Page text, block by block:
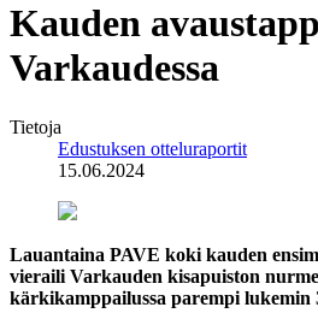
Kauden
Varkaudessa
Tietoja
Edustuksen otteluraportit
15.06.2024
Lauantaina PAVE koki kauden
vieraili Varkauden kisapuiston
kärkikamppailussa parempi lukemin